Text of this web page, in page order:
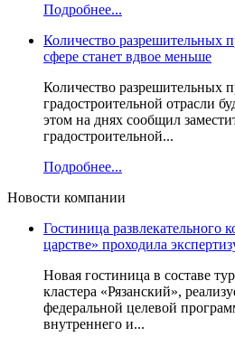
Подробнее...
Количество разрешительных
сфере станет вдвое меньше
Количество разрешительных
градостроительной отрасли
этом на днях сообщил
градостроительной...
Подробнее...
Новости компании
Гостиница развлекательного
царстве» проходила
Новая гостиница в составе
кластера «Рязанский»,
федеральной целевой
внутреннего и...